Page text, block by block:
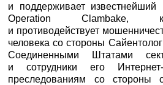
и поддерживает известнейший
Operation Clambake,
и противодействует
человека со стороны
Соединенными Штатами
и сотрудники его
преследованиям со стороны